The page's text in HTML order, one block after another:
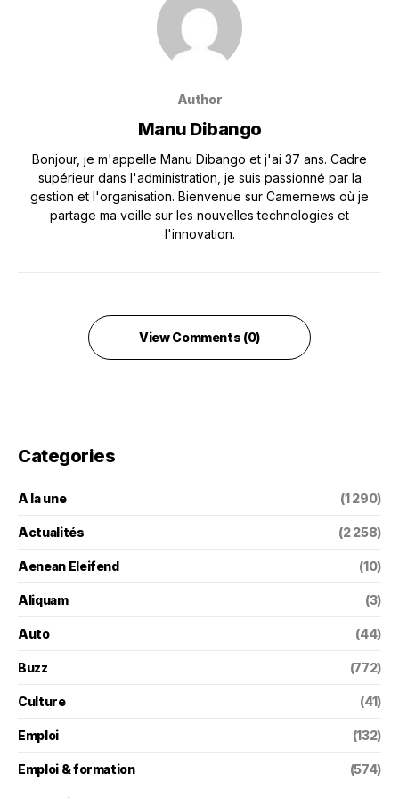
Author
Manu Dibango
Bonjour, je m'appelle Manu Dibango et j'ai 37 ans. Cadre
supérieur dans l'administration, je suis passionné par la
gestion et l'organisation. Bienvenue sur Camernews où je
partage ma veille sur les nouvelles technologies et
l'innovation.
View Comments (0)
Categories
A la une (1 290)
Actualités (2 258)
Aenean Eleifend (10)
Aliquam (3)
Auto (44)
Buzz (772)
Culture (41)
Emploi (132)
Emploi & formation (574)